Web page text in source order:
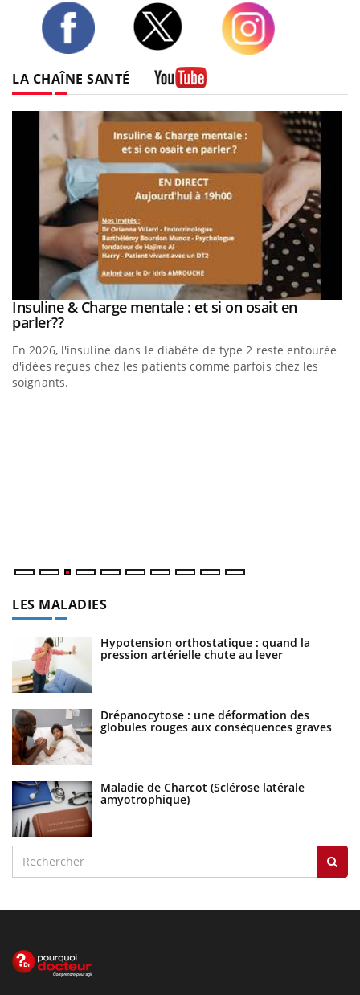
LA CHAÎNE SANTÉ
Youtube
Insuline & Charge mentale : et si on osait en
parler??Youtube
En 2026, l'insuline dans le diabète de type 2 reste entourée
d'idées reçues chez les patients comme parfois chez les
soignants.
LES MALADIES
Hypotension orthostatique : quand la
pression artérielle chute au lever
Drépanocytose : une déformation des
globules rouges aux conséquences graves
Maladie de Charcot (Sclérose latérale
amyotrophique)